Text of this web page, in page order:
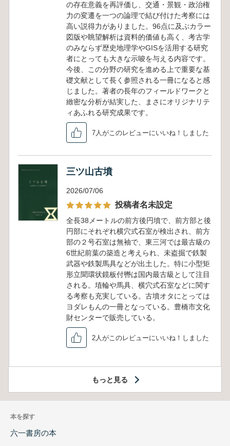
の存在意義を再評価し、交通・景観・政治権
力の変遷を一つの論理で結び付けた考察には
高い説得力がありました。96点に及ぶカラー
図版や眺望解析は資料的価値も高く、考古学
のみならず歴史地理学やGISを活用する研究
者にとっても大きな示唆を与える内容です。
今後、この分野の研究を進める上で重要な基
礎文献として長く参照される一冊になると感
じました。著者の長年のフィールドワークと
緻密な分析が結実した、まさにオリジナリテ
ィあふれる研究成果です。
7人がこのレビューにいいね！しました
三ツ山古墳
2026/07/06
投稿者名未設定
全長38メートルの前方後円墳で、前方部と後
円部にそれぞれ横穴式石室が検出され、前方
部の２号石室は無袖で、東三河では最古級の
6世紀前葉の築造と考えられ、未盗掘で鉄製
武器や鉄製馬具などが出土した。特に小型矩
形立聞環状鏡板付轡は国内最古級として注目
される。埴輪や馬具、横穴式石室などに関す
る考察も充実している。古墳オタにとっては
ヨダレもんの一冊となっている。豊橋市文化
財センターで販売している。
2人がこのレビューにいいね！しました
もっと見る
本を探す
六一書房の本